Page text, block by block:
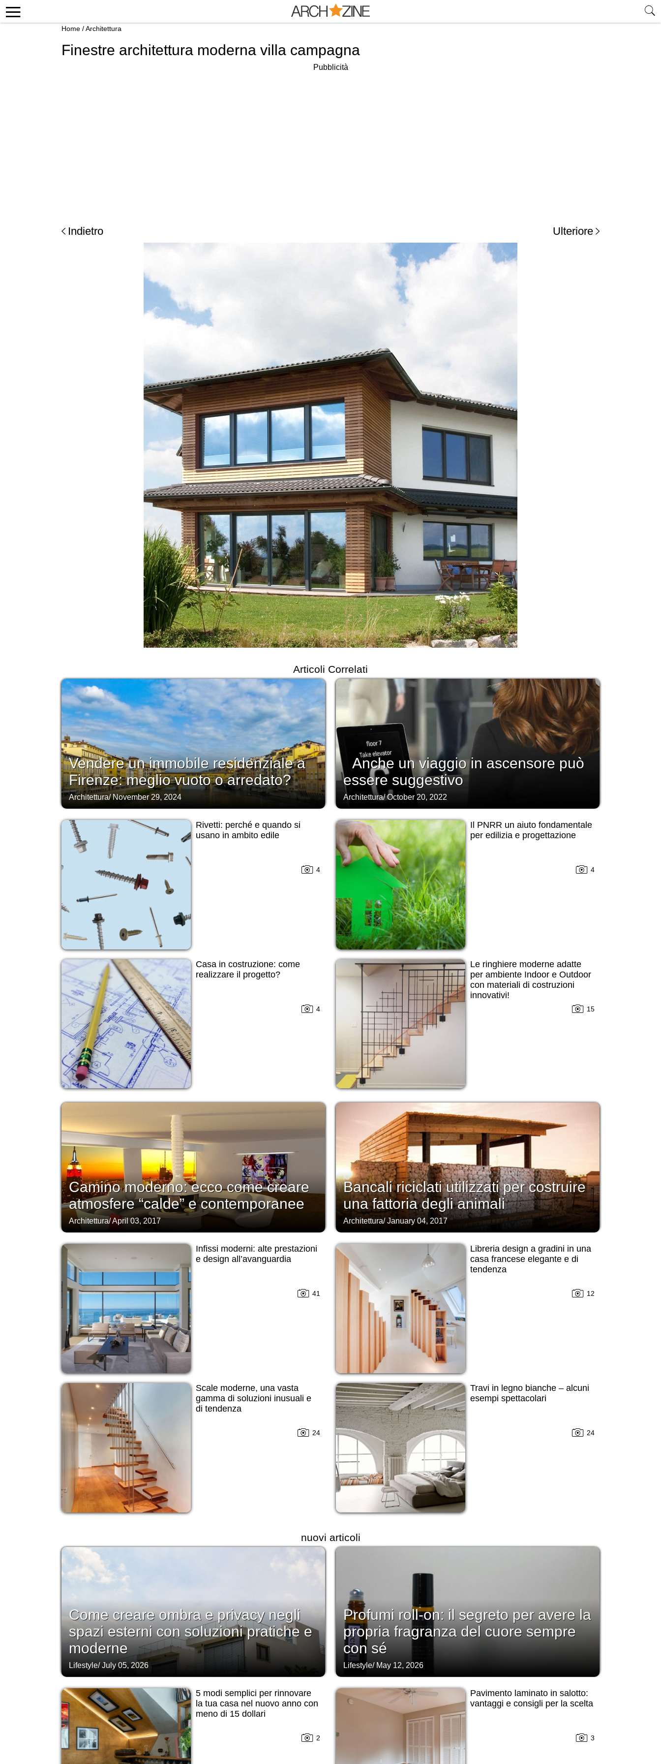
Home /Architettura
Finestre architettura moderna villa campagna
Pubblicità
Indietro Ulteriore
Articoli Correlati
Vendere un immobile residenziale a
Firenze: meglio vuoto o arredato?
Architettura/November 29, 2024
Anche un viaggio in ascensore può
essere suggestivo
Architettura/October 20, 2022
Rivetti: perché e quando si
usano in ambito edile
4
Il PNRR un aiuto fondamentale
per edilizia e progettazione
4
Casa in costruzione: come
realizzare il progetto?
4
Le ringhiere moderne adatte
per ambiente Indoor e Outdoor
con materiali di costruzioni
innovativi!
15
Camino moderno: ecco come creare
atmosfere “calde” e contemporanee
Architettura/April 03, 2017
Bancali riciclati utilizzati per costruire
una fattoria degli animali
Architettura/January 04, 2017
Infissi moderni: alte prestazioni
e design all’avanguardia
41
Libreria design a gradini in una
casa francese elegante e di
tendenza
12
Scale moderne, una vasta
gamma di soluzioni inusuali e
di tendenza
24
Travi in legno bianche – alcuni
esempi spettacolari
24
nuovi articoli
Come creare ombra e privacy negli
spazi esterni con soluzioni pratiche e
moderne
Lifestyle/July 05, 2026
Profumi roll-on: il segreto per avere la
propria fragranza del cuore sempre
con sé
Lifestyle/ May 12, 2026
5 modi semplici per rinnovare
la tua casa nel nuovo anno con
meno di 15 dollari
2
Pavimento laminato in salotto:
vantaggi e consigli per la scelta
3